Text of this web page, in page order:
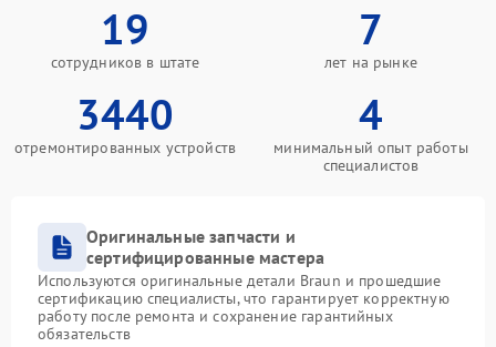
19
сотрудников в штате
7
лет на рынке
3440
отремонтированных устройств
4
минимальный опыт работы
специалистов
Оригинальные запчасти и
сертифицированные мастера
Используются оригинальные детали Braun и прошедшие
сертификацию специалисты, что гарантирует корректную
работу после ремонта и сохранение гарантийных
обязательств